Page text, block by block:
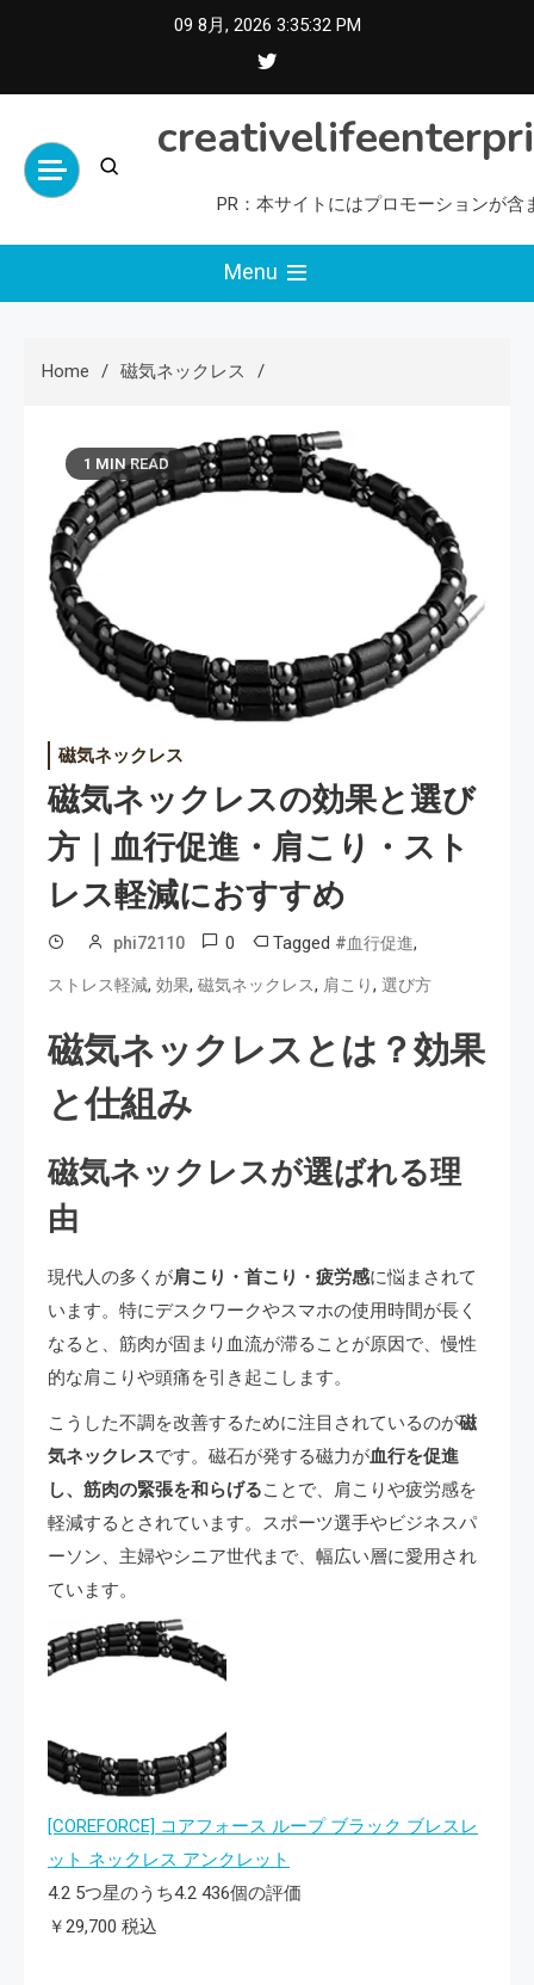
09 8月, 2026 3:35:33 PM
PR：本サイトにはプロモーションが含
Menu
Home 磁気ネックレス
1 MIN READ
磁気ネックレス
磁気ネックレスの効果と選び
方｜血行促進・肩こり・スト
レス軽減におすすめ
phi72110 0 Tagged #血行促進,
ストレス軽減, 効果, 磁気ネックレス, 肩こり, 選び方
磁気ネックレスとは？効果
と仕組み
磁気ネックレスが選ばれる理
由
現代人の多くが肩こり・首こり・疲労感に悩まされて
います。特にデスクワークやスマホの使用時間が長く
なると、筋肉が固まり血流が滞ることが原因で、慢性
的な肩こりや頭痛を引き起こします。
こうした不調を改善するために注目されているのが磁
気ネックレスです。磁石が発する磁力が血行を促進
し、筋肉の緊張を和らげることで、肩こりや疲労感を
軽減するとされています。スポーツ選手やビジネスパ
ーソン、主婦やシニア世代まで、幅広い層に愛用され
ています。
[COREFORCE] コアフォース ループ ブラック ブレスレ
ット ネックレス アンクレット
4.2 5つ星のうち4.2 436個の評価
￥29,700 税込